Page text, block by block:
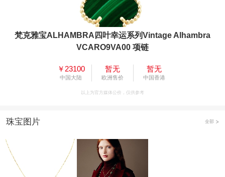
梵克雅宝ALHAMBRA四叶幸运系列Vintage Alhambra
VCARO9VA00 项链
￥23100
中国大陆
暂无
欧洲售价
暂无
中国香港
以上为官方媒体公价，仅供参考
珠宝图片 全部